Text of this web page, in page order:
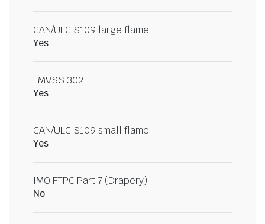
CAN/ULC S109 large flame
Yes
FMVSS 302
Yes
CAN/ULC S109 small flame
Yes
IMO FTPC Part 7 (Drapery)
No